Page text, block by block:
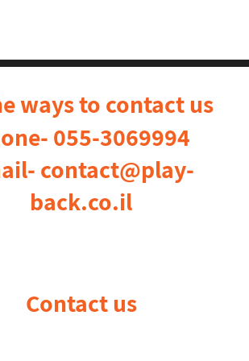
ways to contact us
055-3069994
contact@play-
back.co.il
Contact us